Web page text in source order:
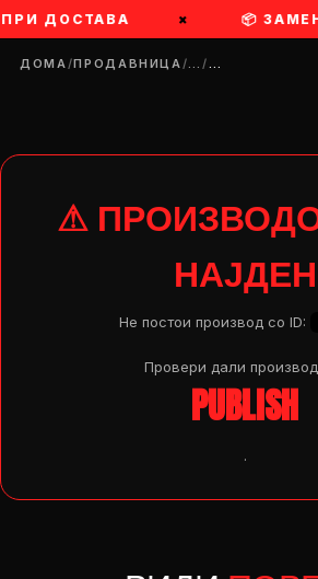
ДОСТАВА × 📦
ДОМА/ПРОДАВНИЦА/…/…
⚠
НАЈДЕН
Не постои производ со ID:
Провери дали
PUBLISH
.